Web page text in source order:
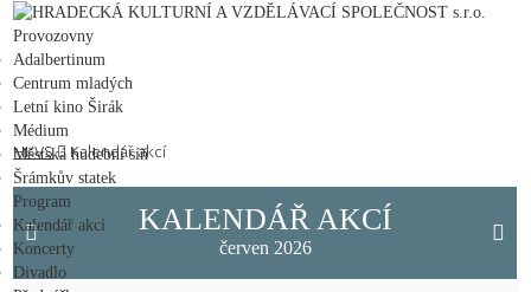
Provozovny
Adalbertinum
Centrum mladých
Letní kino Širák
Médium
Městská hudební síň
Šrámkův statek
Program
Kalendář akcí
Koncerty
Divadlo
HKVS Kalendář akcí
KALENDÁŘ AKCÍ
červen 2026